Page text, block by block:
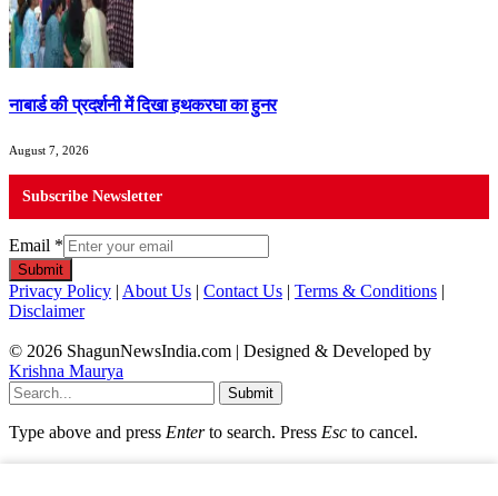
नाबार्ड की प्रदर्शनी में दिखा हथकरघा का हुनर
August 7, 2026
Subscribe Newsletter
Email *
Submit
Privacy Policy | About Us | Contact Us | Terms & Conditions |
Disclaimer
© 2026 ShagunNewsIndia.com | Designed & Developed by
Krishna Maurya
Submit
Type above and press Enterto search. Press Esc to cancel.
Newsletter